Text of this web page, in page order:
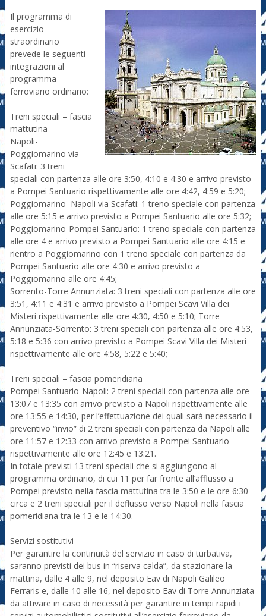
Il programma di
esercizio
straordinario
prevede le seguenti
integrazioni al
programma
ferroviario ordinario:
Treni speciali – fascia
mattutina
Napoli-
Poggiomarino via
Scafati: 3 treni
speciali con partenza alle ore 3:50, 4:10 e 4:30 e arrivo previsto
a Pompei Santuario rispettivamente alle ore 4:42, 4:59 e 5:20;
Poggiomarino–Napoli via Scafati: 1 treno speciale con partenza
alle ore 5:15 e arrivo previsto a Pompei Santuario alle ore 5:32;
Poggiomarino-Pompei Santuario: 1 treno speciale con partenza
alle ore 4 e arrivo previsto a Pompei Santuario alle ore 4:15 e
rientro a Poggiomarino con 1 treno speciale con partenza da
Pompei Santuario alle ore 4:30 e arrivo previsto a
Poggiomarino alle ore 4:45;
Sorrento-Torre Annunziata: 3 treni speciali con partenza alle ore
3:51, 4:11 e 4:31 e arrivo previsto a Pompei Scavi Villa dei
Misteri rispettivamente alle ore 4:30, 4:50 e 5:10; Torre
Annunziata-Sorrento: 3 treni speciali con partenza alle ore 4:53,
5:18 e 5:36 con arrivo previsto a Pompei Scavi Villa dei Misteri
rispettivamente alle ore 4:58, 5:22 e 5:40;
Treni speciali – fascia pomeridiana
Pompei Santuario-Napoli: 2 treni speciali con partenza alle ore
13:07 e 13:35 con arrivo previsto a Napoli rispettivamente alle
ore 13:55 e 14:30, per l’effettuazione dei quali sarà necessario il
preventivo “invio” di 2 treni speciali con partenza da Napoli alle
ore 11:57 e 12:33 con arrivo previsto a Pompei Santuario
rispettivamente alle ore 12:45 e 13:21.
In totale previsti 13 treni speciali che si aggiungono al
programma ordinario, di cui 11 per far fronte all’afflusso a
Pompei previsto nella fascia mattutina tra le 3:50 e le ore 6:30
circa e 2 treni speciali per il deflusso verso Napoli nella fascia
pomeridiana tra le 13 e le 14:30.
Servizi sostitutivi
Per garantire la continuità del servizio in caso di turbativa,
saranno previsti dei bus in “riserva calda”, da stazionare la
mattina, dalle 4 alle 9, nel deposito Eav di Napoli Galileo
Ferraris e, dalle 10 alle 16, nel deposito Eav di Torre Annunziata
da attivare in caso di necessità per garantire in tempi rapidi i